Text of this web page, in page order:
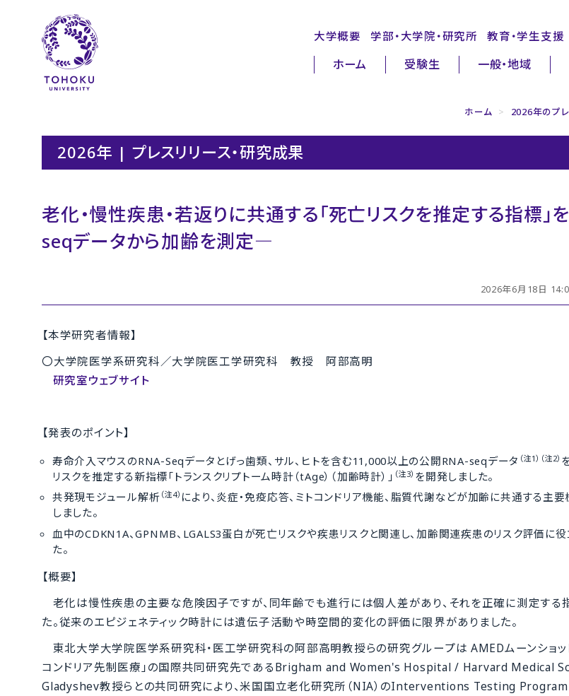
大学概要 学部・大学院・研究所 教育・学生支援
ホーム 受験生 一般・地域
ホーム > 2026年のプ
2026年 | プレスリリース・研究成果
老化・慢性疾患・若返りに共通する「死亡リスクを推定する指標
seqデータから加齢を測定―
2026年6月18日
【本学研究者情報】
〇大学院医学系研究科／大学院医工学研究科 教授 阿部高明
研究室ウェブサイト
【発表のポイント】
寿命介入マウスのRNA-Seqデータとげっ歯類、サル、ヒトを含む11,000以上の公開RNA-seqデータ （注1）（注2）
リスクを推定する新指標「トランスクリプトーム時計（tAge）（加齢時計）」 （注3） を開発しました。
共発現モジュール解析 （注4） により、炎症・免疫応答、ミトコンドリア機能、脂質代謝などが加齢に共通する主
しました。
血中のCDKN1A、GPNMB、LGALS3蛋白が死亡リスクや疾患リスクと関連し、加齢関連疾患のリスク評価に
た。
【概要】
老化は慢性疾患の主要な危険因子ですが、同年齢でも進行には個人差があり、それを正確に測定する
た。従来のエピジェネティック時計には遺伝子活動や時空間的変化の評価に限界がありました。
東北大学大学院医学系研究科・医工学研究科の阿部高明教授らの研究グループは AMEDムーンショッ
コンドリア先制医療」の国際共同研究先であるBrigham and Women's Hospital / Harvard Medical
Gladyshev教授らとの共同研究により、米国国立老化研究所（NIA）のInterventions Testing Program